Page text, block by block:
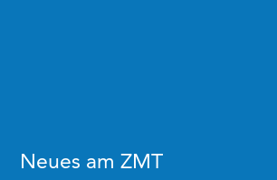
Neues am ZMT